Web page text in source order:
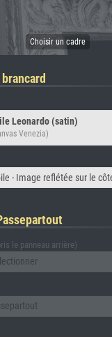
Leonardo (satin)
Venezia)
- Image reflétée sur le
le panneau arrière)